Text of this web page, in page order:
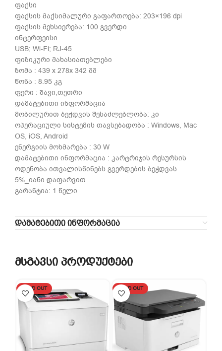
ფაქსი
ფაქსის მაქსიმალური გაფართოება: 203×196 dpi
ფაქსის მეხსიერება: 100 გვერდი
ინტერფეისი
USB; Wi-Fi; RJ-45
ფიზიკური მახასიათებლები
ზომა : 439 x 278x 342 მმ
წონა : 8.95 კგ
ფერი : შავი,თეთრი
დამატებითი ინფორმაცია
მობილურით ბეჭდვის შესაძლებლობა: კი
ოპერაციული სისტემის თავსებადობა : Windows, Mac
OS, iOS, Android
ენერგიის მოხმარება : 30 W
დამატებითი ინფორმაცია : კარტრიჯის რესურსის
ოდენობა ითვალისწინებს გვერდების ბეჭდვას
5%_იანი დაფარვით
გარანტია: 1 წელი
ᲓᲐᲛᲐᲢᲔᲑᲘᲗᲘ ᲘᲜᲤᲝᲠᲛᲐᲪᲘᲐ
მსგავსი პროდუქტები
SOLD OUT SOLD OUT